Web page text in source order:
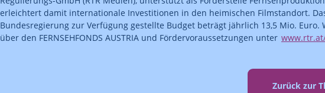
erleichtert damit internationale Investitionen in den heimischen Filmstandort.
Bundesregierung zur Verfügung gestellte Budget beträgt jährlich 13,5 Mio. Euro.
über den FERNSEHFONDS AUSTRIA und Fördervoraussetzungen unter www.rtr.at/
Zurück zur